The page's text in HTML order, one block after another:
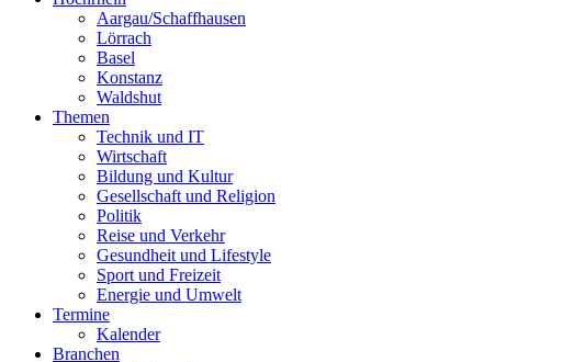
Aargau/Schaffhausen
Lörrach
Basel
Konstanz
Waldshut
Themen
Technik und IT
Wirtschaft
Bildung und Kultur
Gesellschaft und Religion
Politik
Reise und Verkehr
Gesundheit und Lifestyle
Sport und Freizeit
Energie und Umwelt
Termine
Kalender
Branchen